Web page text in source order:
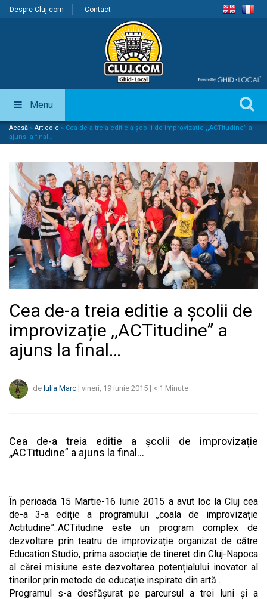
Despre Cluj.com Contact
Menu
Acasă » Articole » Cea de-a treia editie a școlii de improvizație ,,ACTitudine” a
ajuns la final…
Cea de-a treia editie a școlii de
improvizație ,,ACTitudine” a
ajuns la final…
de Iulia Marc | vineri, 19 iunie 2015 | < 1 Minute
Cea de-a treia editie a școlii de improvizație
,,ACTitudine” a ajuns la final…
În perioada 15 Martie-16 Iunie 2015 a avut loc la Cluj cea
de-a 3-a ediție a programului ,,coala de improvizație
Actitudine”..ACTitudine este un program complex de
dezvoltare prin teatru de improvizație organizat de către
Education Studio, prima asociație de tineret din Cluj-Napoca
al cărei misiune este dezvoltarea potențialului inovator al
tinerilor prin metode de educație inspirate din artă .
Programul s-a desfășurat pe parcursul a trei luni și a